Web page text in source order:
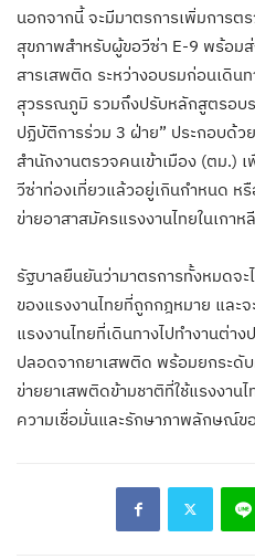
นอกจากนี้ จะมีมาตรการเพิ่มการต
สุขภาพสำหรับผู้ขอวีซ่า E-9 พร้อม
สารเสพติด ระหว่างอบรมก่อนเดิน
สุวรรณภูมิ รวมถึงปรับหลักสูตรอบ
ปฏิบัติการร่วม 3 ฝ่าย” ประกอบด้ว
สำนักงานตรวจคนเข้าเมือง (ตม.)
วีซ่าท่องเที่ยวแล้วอยู่เกินกำหนด ห
ข่ายอาสาสมัครแรงงานไทยในเกา
รัฐบาลยืนยันว่ามาตรการทั้งหมดจ
ของแรงงานไทยที่ถูกกฎหมาย และ
แรงงานไทยที่เดินทางไปทำงานต่า
ปลอดจากยาเสพติด พร้อมยกระดับ
ข่ายยาเสพติดข้ามชาติที่ใช้แรงงาน
ความเชื่อมั่นและรักษาภาพลักษณ์ข